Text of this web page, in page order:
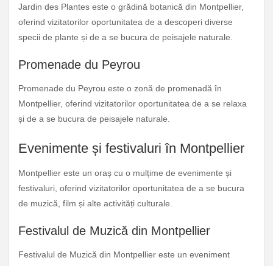
Jardin des Plantes este o grădină botanică din Montpellier,
oferind vizitatorilor oportunitatea de a descoperi diverse
specii de plante și de a se bucura de peisajele naturale.
Promenade du Peyrou
Promenade du Peyrou este o zonă de promenadă în
Montpellier, oferind vizitatorilor oportunitatea de a se relaxa
și de a se bucura de peisajele naturale.
Evenimente și festivaluri în Montpellier
Montpellier este un oraș cu o mulțime de evenimente și
festivaluri, oferind vizitatorilor oportunitatea de a se bucura
de muzică, film și alte activități culturale.
Festivalul de Muzică din Montpellier
Festivalul de Muzică din Montpellier este un eveniment